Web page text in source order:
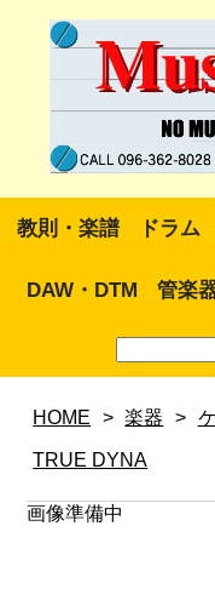
教則・楽譜 ドラム
DAW・DTM 管楽
HOME > 楽器 >
TRUE DYNA
画像準備中